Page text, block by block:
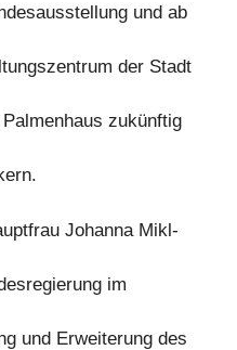
und ab
der Stadt
zukünftig
Johanna Mikl-
im
und Erweiterung des